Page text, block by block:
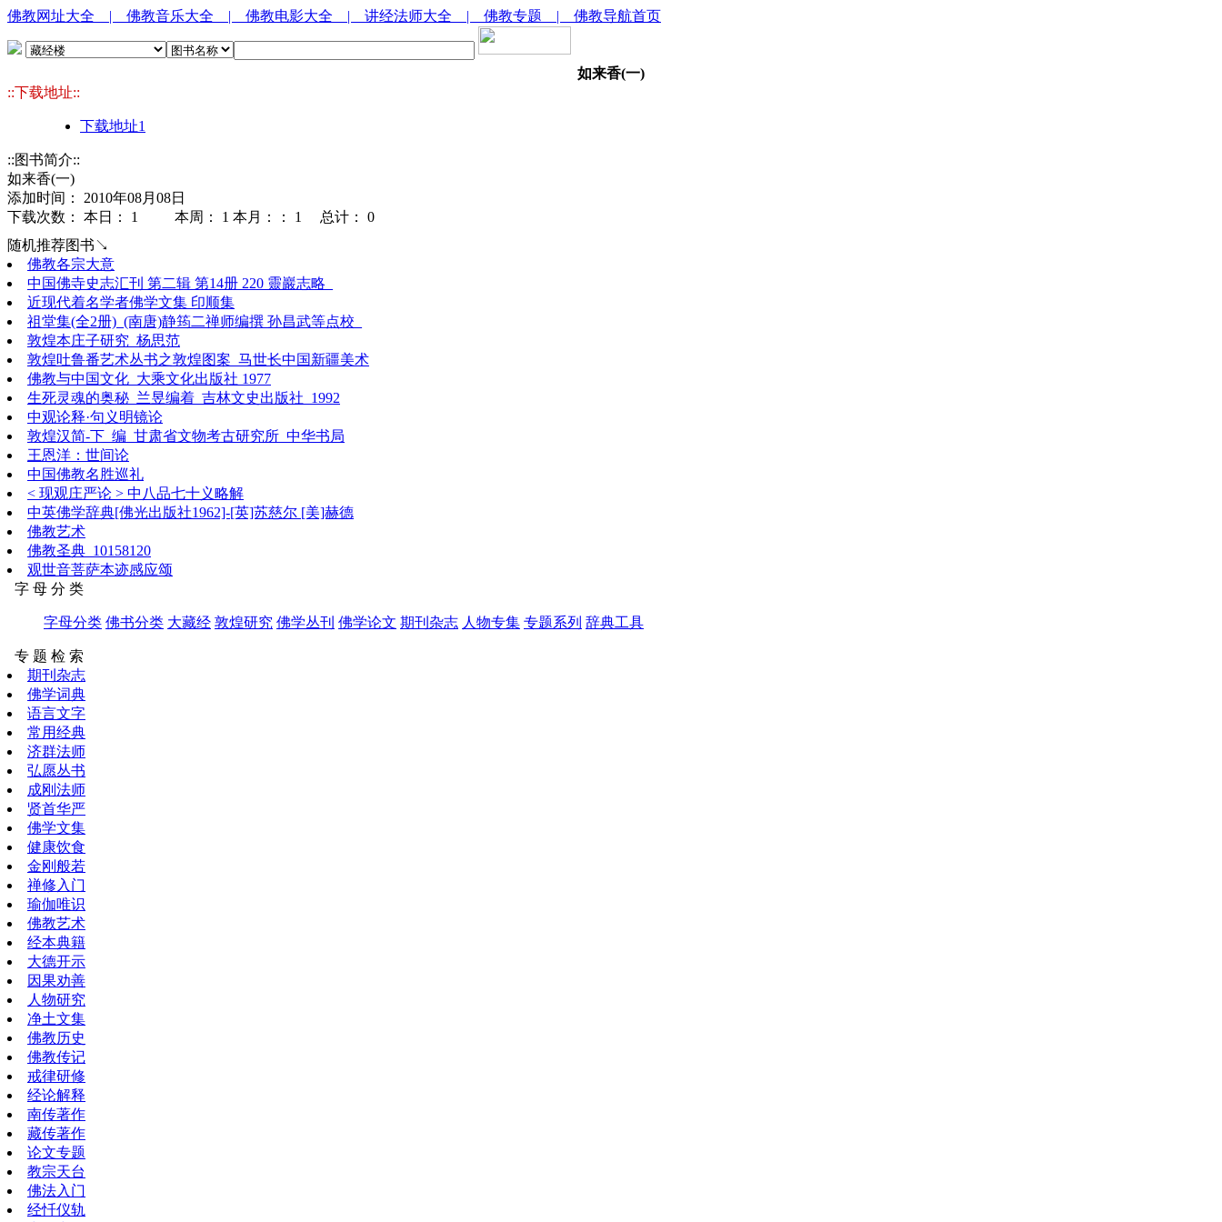
佛教网址大全 | 佛教音乐大全 | 佛教电影大全 | 讲经法师大全 | 佛教专题 | 佛教导航首页
如来香(一)
::下载地址::
下载地址1
::图书简介::
如来香(一)
添加时间： 2010年08月08日
下载次数： 本日： 1 本周： 1 本月：： 1 总计： 0
随机推荐图书↘
佛教各宗大意
中国佛寺史志汇刊 第二辑 第14册 220 靈巖志略_
近现代着名学者佛学文集 印顺集
祖堂集(全2册)_(南唐)静筠二禅师编撰 孙昌武等点校_
敦煌本庄子研究_杨思范
敦煌吐鲁番艺术丛书之敦煌图案_马世长中国新疆美术
佛教与中国文化_大乘文化出版社 1977
生死灵魂的奥秘_兰昱编着_吉林文史出版社_1992
中观论释·句义明镜论
敦煌汉简-下_编_甘肃省文物考古研究所_中华书局
王恩洋：世间论
中国佛教名胜巡礼
< 现观庄严论 > 中八品七十义略解
中英佛学辞典[佛光出版社1962]-[英]苏慈尔 [美]赫德
佛教艺术
佛教圣典_10158120
观世音菩萨本迹感应颂
字 母 分 类
字母分类 佛书分类 大藏经 敦煌研究 佛学丛刊 佛学论文 期刊杂志 人物专集 专题系列 辞典工具
专 题 检 索
期刊杂志
佛学词典
语言文字
常用经典
济群法师
弘愿丛书
成刚法师
贤首华严
佛学文集
健康饮食
金刚般若
禅修入门
瑜伽唯识
佛教艺术
经本典籍
大德开示
因果劝善
人物研究
净土文集
佛教历史
佛教传记
戒律研修
经论解释
南传著作
藏传著作
论文专题
教宗天台
佛法入门
经忏仪轨